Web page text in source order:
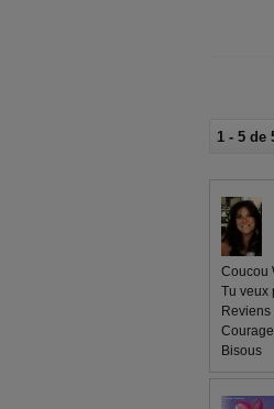
1 - 5 de
Coucou
Tu veux
Bisous